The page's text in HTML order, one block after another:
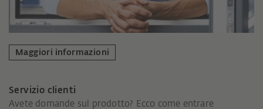
Maggiori informazioni
Servizio clienti
Avete domande sul prodotto? Ecco come entrare